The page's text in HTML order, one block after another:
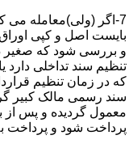
7-اگر (ولی)معامله می
بایست اصل و کپی
و بررسی شود که صغیر
تنظیم سند تداخلی
که در زمان تنظیم
سند رسمی مالک کبیر
معمول گردیده و پس از
پرداخت شود و پرداخت